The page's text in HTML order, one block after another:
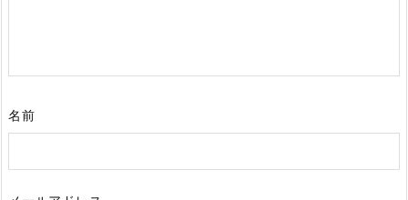
名前